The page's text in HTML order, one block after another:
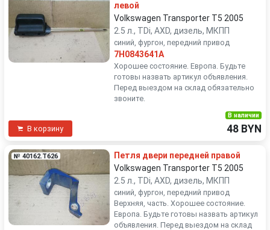
левой
Volkswagen Transporter T5 2005
2.5 л., TDi, AXD, дизель, МКПП
синий, фургон, передний привод
7H0843641A
Хорошее состояние. Европа. Будьте
готовы назвать артикул объявления.
Перед выездом на склад обязательно
звоните.
В корзину
В наличии
48 BYN
№ 40162.T626
Петля двери передней правой
Volkswagen Transporter T5 2005
2.5 л., TDi, AXD, дизель, МКПП
синий, фургон, передний привод
Верхняя, часть. Хорошее состояние.
Европа. Будьте готовы назвать артикул
объявления. Перед выездом на склад